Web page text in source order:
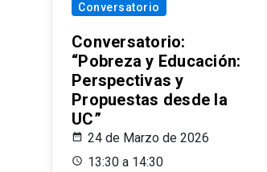
Conversatorio
Conversatorio:
“Pobreza y Educación:
Perspectivas y
Propuestas desde la
UC”
24 de Marzo de 2026
13:30 a 14:30